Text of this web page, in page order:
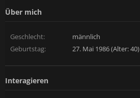
Über mich
Geschlecht:
männlich
Geburtstag:
27. Mai 1986 (Alter: 40)
Interagieren